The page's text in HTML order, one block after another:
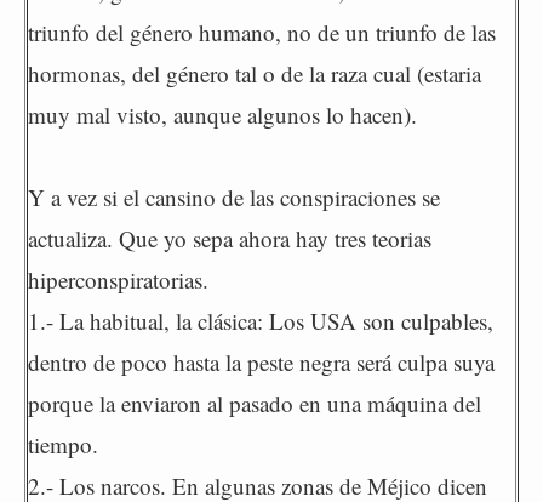
triunfo del género humano, no de un triunfo de las
hormonas, del género tal o de la raza cual (estaria
muy mal visto, aunque algunos lo hacen).
Y a vez si el cansino de las conspiraciones se
actualiza. Que yo sepa ahora hay tres teorias
hiperconspiratorias.
1.- La habitual, la clásica: Los USA son culpables,
dentro de poco hasta la peste negra será culpa suya
porque la enviaron al pasado en una máquina del
tiempo.
2.- Los narcos. En algunas zonas de Méjico dicen